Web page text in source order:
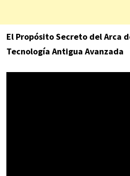
El Propósito Secreto del Arca
Tecnología Antigua Avanzada